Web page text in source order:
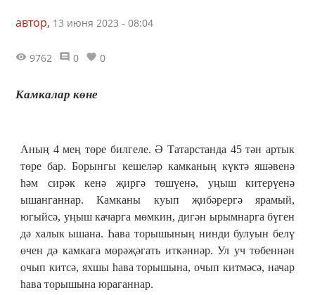
автор, 13 июня 2023 - 08:04
9762 0 0
Камкалар көне
Аның 4 мең төре билгеле. Ә Татарстанда 45 тән артык
төре бар. Борынгы кешеләр камканың күктә яшәвенә
һәм сирәк кенә җиргә төшүенә, уңыш китерүенә
ышанганнар. Камканы куып җибәрергә ярамый,
югыйсә, уңыш качарга мөмкин, дигән ырымнарга бүген
дә халык ышана. Һава торышының нинди булуын белү
өчен дә камкага мөрәҗәгать иткәннәр. Ул уч төбеннән
очып китсә, яхшы һава торышына, очып китмәсә, начар
һава торышына юраганнар.